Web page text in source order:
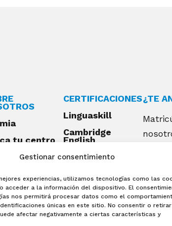
Gestionar consentimiento
experiencias, utilizamos tecnologías como las
acceder a la información del dispositivo. El
nos permitirá procesar datos como el
únicas en este sitio. No consentir o
afectar negativamente a ciertas características y
tu centro
centros
CERTIFICACIONES
Linguaskill
Cambridge
English
¿TE